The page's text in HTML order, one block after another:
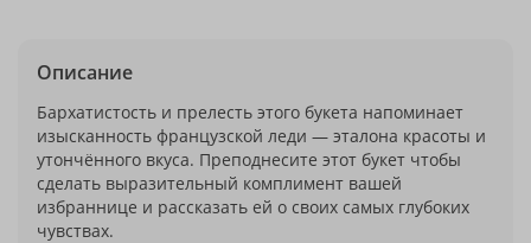
Описание
Бархатистость и прелесть этого букета напоминает
изысканность французской леди — эталона красоты и
утончённого вкуса. Преподнесите этот букет чтобы
сделать выразительный комплимент вашей
избраннице и рассказать ей о своих самых глубоких
чувствах.